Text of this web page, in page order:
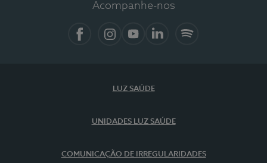
Acompanhe-nos
LUZ SAÚDE
UNIDADES LUZ SAÚDE
COMUNICAÇÃO DE IRREGULARIDADES